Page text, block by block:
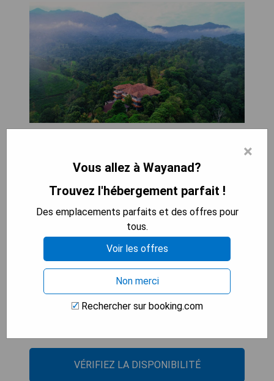
- Emplacement pittoresque au cœur des
montagnes
- Hébergement confortable et bien aménagé
- Service amical et attentionné du personnel
- Grande variété d'activités de loisirs proposées
Les inconvénients de Flora Vythiri Resort
VÉRIFIEZ LA DISPONIBILITÉ
×
Vous allez à Wayanad?
Trouvez l'hébergement parfait !
Des emplacements parfaits et des offres pour
tous.
Voir les offres
Non merci
Rechercher sur booking.com